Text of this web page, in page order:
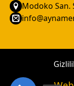
Modoko San.